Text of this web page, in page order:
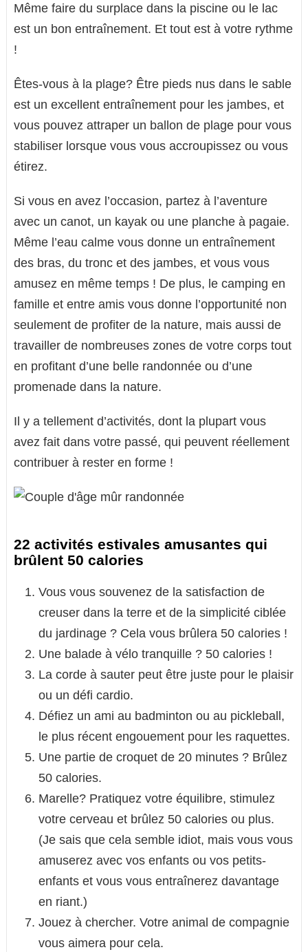
Même faire du surplace dans la piscine ou le lac
est un bon entraînement. Et tout est à votre rythme
!
Êtes-vous à la plage? Être pieds nus dans le sable
est un excellent entraînement pour les jambes, et
vous pouvez attraper un ballon de plage pour vous
stabiliser lorsque vous vous accroupissez ou vous
étirez.
Si vous en avez l’occasion, partez à l’aventure
avec un canot, un kayak ou une planche à pagaie.
Même l’eau calme vous donne un entraînement
des bras, du tronc et des jambes, et vous vous
amusez en même temps ! De plus, le camping en
famille et entre amis vous donne l’opportunité non
seulement de profiter de la nature, mais aussi de
travailler de nombreuses zones de votre corps tout
en profitant d’une belle randonnée ou d’une
promenade dans la nature.
Il y a tellement d’activités, dont la plupart vous
avez fait dans votre passé, qui peuvent réellement
contribuer à rester en forme !
22 activités estivales amusantes qui
brûlent 50 calories
Vous vous souvenez de la satisfaction de
creuser dans la terre et de la simplicité ciblée
du jardinage ? Cela vous brûlera 50 calories !
Une balade à vélo tranquille ? 50 calories !
La corde à sauter peut être juste pour le plaisir
ou un défi cardio.
Défiez un ami au badminton ou au pickleball,
le plus récent engouement pour les raquettes.
Une partie de croquet de 20 minutes ? Brûlez
50 calories.
Marelle? Pratiquez votre équilibre, stimulez
votre cerveau et brûlez 50 calories ou plus.
(Je sais que cela semble idiot, mais vous vous
amuserez avec vos enfants ou vos petits-
enfants et vous vous entraînerez davantage
en riant.)
Jouez à chercher. Votre animal de compagnie
vous aimera pour cela.